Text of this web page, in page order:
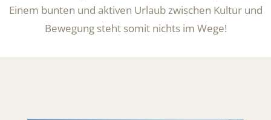
Einem bunten und aktiven Urlaub zwischen Kultur und
Bewegung steht somit nichts im Wege!